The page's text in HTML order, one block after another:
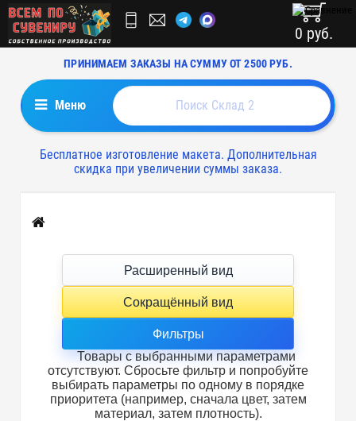
ПРИНИМАЕМ ЗАКАЗЫ НА СУММУ ОТ 2500 РУБ.
0 руб.
Меню
Бесплатное изготовление макета. Дополнительная
скидка при увеличении суммы заказа.
Главная
Расширенный вид
Сокращённый вид
Фильтры
Товары с выбранными параметрами
отсутствуют. Сбросьте фильтр и попробуйте
выбирать параметры по одному в порядке
приоритета (например, сначала цвет, затем
материал, затем плотность).